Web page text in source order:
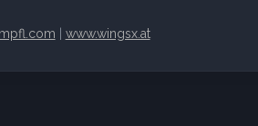
www.wingsx.at